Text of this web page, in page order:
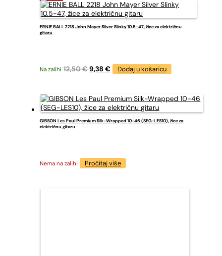
ERNIE BALL 2218 John Mayer Silver Slinky 10.5-47, žice za električnu
gitaru
Na zalihi 12,50€Izvorna
je:
12,50 €.
9,38€Trenutna
9,38 €.
Dodaj u košaricu
GIBSON Les Paul Premium Silk-Wrapped 10-46 (SEG-LES10), žice za
električnu gitaru
Nema na zalihi Pročitaj više